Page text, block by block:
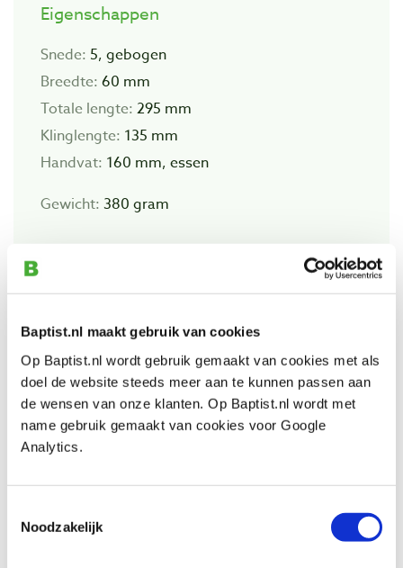
Baptist.nl maakt gebruik van cookies
Op Baptist.nl wordt gebruik gemaakt van cookies met als
doel de website steeds meer aan te kunnen passen aan
de wensen van onze klanten. Op Baptist.nl wordt met
name gebruik gemaakt van cookies voor Google
Analytics.
Noodzakelijk
Eigenschappen
Snede: 5, gebogen
Breedte: 60 mm
Totale lengte: 295 mm
Klinglengte: 135 mm
Handvat: 160 mm, essen
Gewicht: 380 gram
Pfeil berneguts 5, gebogen 50 mm
Artikelnummer: 24700
€ 91,30 incl. btw